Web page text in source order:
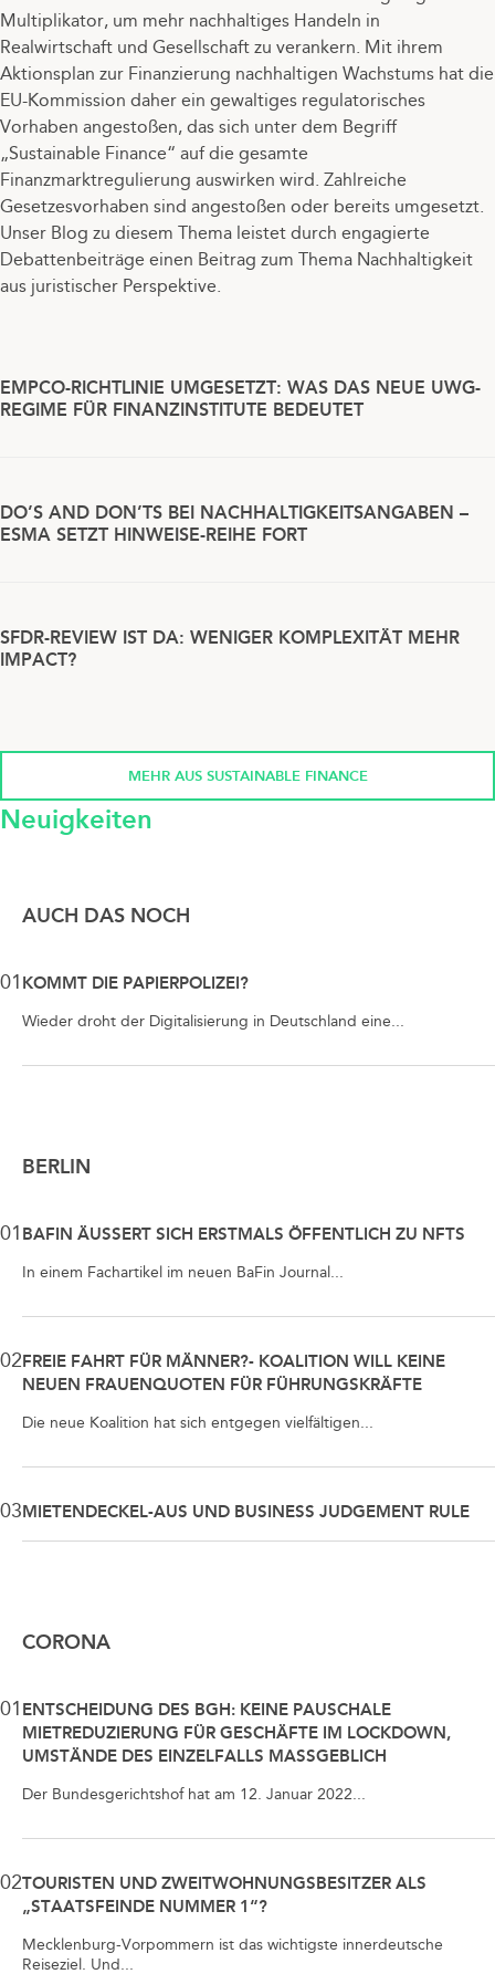
Multiplikator, um mehr nachhaltiges Handeln in
Realwirtschaft und Gesellschaft zu verankern. Mit ihrem
Aktionsplan zur Finanzierung nachhaltigen Wachstums hat die
EU-Kommission daher ein gewaltiges regulatorisches
Vorhaben angestoßen, das sich unter dem Begriff
„Sustainable Finance“ auf die gesamte
Finanzmarktregulierung auswirken wird. Zahlreiche
Gesetzesvorhaben sind angestoßen oder bereits umgesetzt.
Unser Blog zu diesem Thema leistet durch engagierte
Debattenbeiträge einen Beitrag zum Thema Nachhaltigkeit
aus juristischer Perspektive.
EMPCO-RICHTLINIE UMGESETZT: WAS DAS NEUE UWG-
REGIME FÜR FINANZINSTITUTE BEDEUTET
DO’S AND DON’TS BEI NACHHALTIGKEITSANGABEN –
ESMA SETZT HINWEISE-REIHE FORT
SFDR-REVIEW IST DA: WENIGER KOMPLEXITÄT MEHR
IMPACT?
MEHR AUS SUSTAINABLE FINANCE
Neuigkeiten
AUCH DAS NOCH
01 KOMMT DIE PAPIERPOLIZEI?
Wieder droht der Digitalisierung in Deutschland eine...
BERLIN
01 BAFIN ÄUSSERT SICH ERSTMALS ÖFFENTLICH ZU NFTS
In einem Fachartikel im neuen BaFin Journal...
02FREIE FAHRT FÜR MÄNNER?- KOALITION WILL KEINE
NEUEN FRAUENQUOTEN FÜR FÜHRUNGSKRÄFTE
Die neue Koalition hat sich entgegen vielfältigen...
03MIETENDECKEL-AUS UND BUSINESS JUDGEMENT RULE
CORONA
01 ENTSCHEIDUNG DES BGH: KEINE PAUSCHALE
MIETREDUZIERUNG FÜR GESCHÄFTE IM LOCKDOWN,
UMSTÄNDE DES EINZELFALLS MASSGEBLICH
Der Bundesgerichtshof hat am 12. Januar 2022...
02TOURISTEN UND ZWEITWOHNUNGSBESITZER ALS
„STAATSFEINDE NUMMER 1“?
Mecklenburg-Vorpommern ist das wichtigste innerdeutsche
Reiseziel. Und...